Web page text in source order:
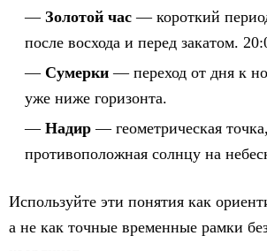
Золотой час — короткий
после восхода и перед закатом.
Сумерки — переход от дня к
уже ниже горизонта.
Надир — геометрическая точка,
противоположная солнцу на
Используйте эти понятия как
а не как точные временные рамки